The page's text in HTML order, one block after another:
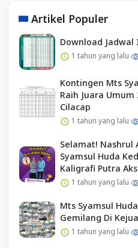
Artikel Populer
Download Jadwal
1 tahun yang lalu
Kontingen Mts
Raih Juara
Cilacap
1 tahun yang lalu
Selamat! Nashrul
Syamsul Huda
Kaligrafi Putra
Cilacap
1 tahun yang lalu
Mts Syamsul
Gemilang Di
1 tahun yang lalu